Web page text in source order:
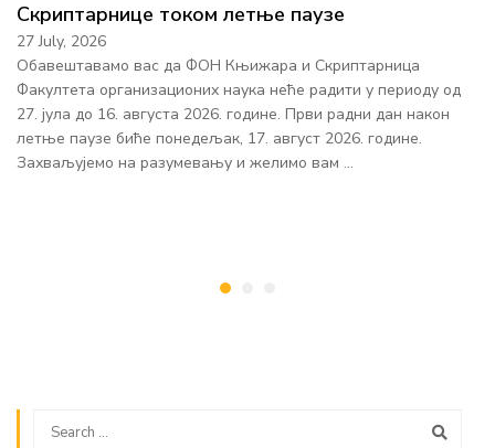
Скриптарнице током летње паузе
27 July, 2026
Обавештавамо вас да ФОН Књижара и Скриптарница
Факултета организационих наука неће радити у периоду од
27. јула до 16. августа 2026. године. Први радни дан након
летње паузе биће понедељак, 17. август 2026. године.
Захваљујемо на разумевању и желимо вам …